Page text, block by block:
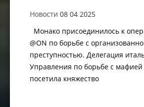
Новости 08 04 2025
Монако присоединилось к
@ON по борьбе с
преступностью. Делегация
Управления по борьбе с мафией
посетила княжество